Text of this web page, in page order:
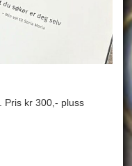
. Pris kr 300,- pluss